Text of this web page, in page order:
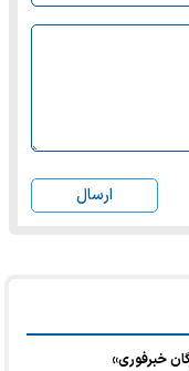
ارسال
خبرفوری»